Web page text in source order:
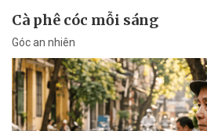
Cà phê cóc mỗi sáng
Góc an nhiên